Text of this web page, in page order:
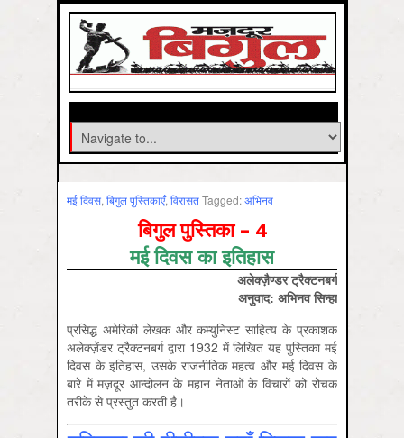
मई दिवस, बिगुल पुस्तिकाएँ, विरासतTagged:अभिनव
बिगुल पुस्तिका – 4
मई दिवस का इतिहास
अलेक्ज़ैण्डर ट्रैक्टनबर्ग
अनुवाद: अभिनव सिन्हा
प्रसिद्ध अमेरिकी लेखक और कम्युनिस्ट साहित्य के प्रकाशक
अलेक्ज़ेंडर ट्रैक्टनबर्ग द्वारा 1932 में लिखित यह पुस्तिका मई
दिवस के इतिहास, उसके राजनीतिक महत्व और मई दिवस के
बारे में मज़दूर आन्दोलन के महान नेताओं के विचारों को रोचक
तरीके से प्रस्तुत करती है।